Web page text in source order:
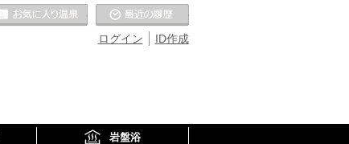
ID作成
ログイン
お気に入りの温泉
岩盤浴